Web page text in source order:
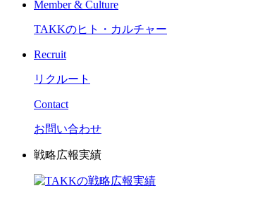
Member & Culture
TAKKのヒト・カルチャー
Recruit
リクルート
Contact
お問い合わせ
戦略広報実績